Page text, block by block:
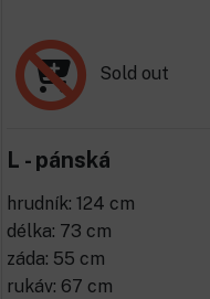
Sold out
L - pánská
hrudník: 124 cm
délka: 73 cm
záda: 55 cm
rukáv: 67 cm